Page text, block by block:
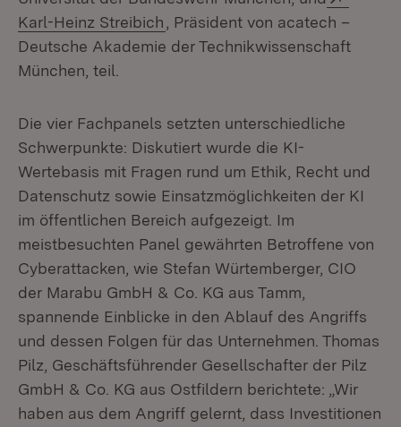
Karl-Heinz Streibich (Öffnet in neuem Fenster)
, Präsident von acatech –
Deutsche Akademie der Technikwissenschaft
München, teil.
Die vier Fachpanels setzten unterschiedliche
Schwerpunkte: Diskutiert wurde die KI-
Wertebasis mit Fragen rund um Ethik, Recht und
Datenschutz sowie Einsatzmöglichkeiten der KI
im öffentlichen Bereich aufgezeigt. Im
meistbesuchten Panel gewährten Betroffene von
Cyberattacken, wie Stefan Würtemberger, CIO
der Marabu GmbH & Co. KG aus Tamm,
spannende Einblicke in den Ablauf des Angriffs
und dessen Folgen für das Unternehmen. Thomas
Pilz, Geschäftsführender Gesellschafter der Pilz
GmbH & Co. KG aus Ostfildern berichtete: „Wir
haben aus dem Angriff gelernt, dass Investitionen